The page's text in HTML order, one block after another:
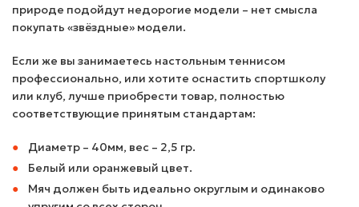
природе подойдут недорогие модели – нет смысла
покупать «звёздные» модели.
Если же вы занимаетесь настольным теннисом
профессионально, или хотите оснастить спортшколу
или клуб, лучше приобрести товар, полностью
соответствующие принятым стандартам:
Диаметр – 40мм, вес – 2,5 гр.
Белый или оранжевый цвет.
Мяч должен быть идеально округлым и одинаково